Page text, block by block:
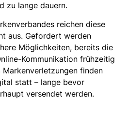
zu lange dauern.
reichen diese
aus. Gefordert werden
Möglichkeiten, bereits die
Kommunikation frühzeitig
Markenverletzungen finden
statt – lange bevor
versendet werden.